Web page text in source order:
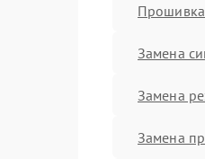
Замена
Замена
Замена